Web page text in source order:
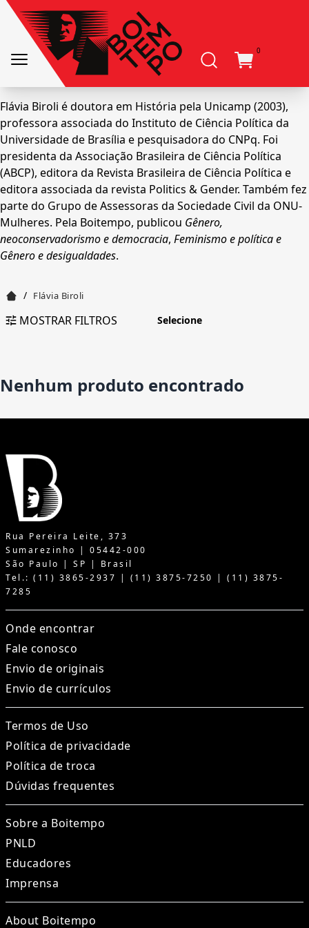
0
Flávia Biroli é doutora em História pela Unicamp (2003),
professora associada do Instituto de Ciência Política da
Universidade de Brasília e pesquisadora do CNPq. Foi
presidenta da Associação Brasileira de Ciência Política
(ABCP), editora da Revista Brasileira de Ciência Política e
editora associada da revista Politics & Gender. Também fez
parte do Grupo de Assessoras da Sociedade Civil da ONU-
Mulheres. Pela Boitempo, publicou Gênero,
neoconservadorismo e democracia, Feminismo e política e
Gênero e desigualdades.
/ Flávia Biroli
MOSTRAR FILTROS
Nenhum produto encontrado
Rua Pereira Leite, 373
Sumarezinho | 05442-000
São Paulo | SP | Brasil
Tel.: (11) 3865-2937 | (11) 3875-7250 | (11) 3875-
7285
Onde encontrar
Fale conosco
Envio de originais
Envio de currículos
Termos de Uso
Política de privacidade
Política de troca
Dúvidas frequentes
Sobre a Boitempo
PNLD
Educadores
Imprensa
About Boitempo